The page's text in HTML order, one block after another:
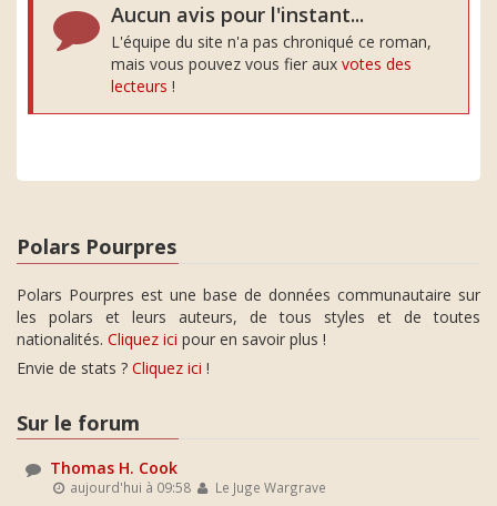
Aucun avis pour l'instant...
L'équipe du site n'a pas chroniqué ce roman,
mais vous pouvez vous fier aux votes des
lecteurs !
Polars Pourpres
Polars Pourpres est une base de données communautaire sur
les polars et leurs auteurs, de tous styles et de toutes
nationalités. Cliquez ici pour en savoir plus !
Envie de stats ? Cliquez ici !
Sur le forum
Thomas H. Cook
aujourd'hui à 09:58 Le Juge Wargrave